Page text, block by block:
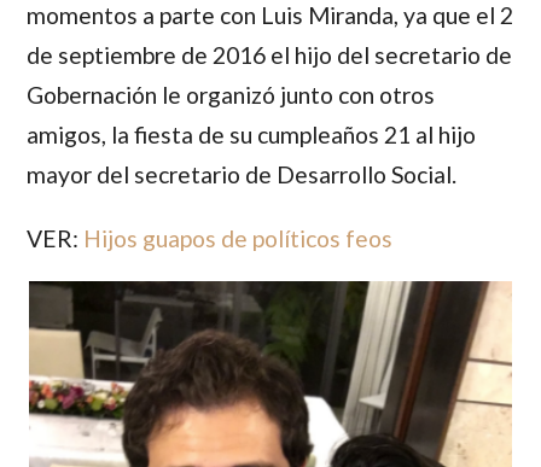
momentos a parte con Luis Miranda, ya que el 2
de septiembre de 2016 el hijo del secretario de
Gobernación le organizó junto con otros
amigos, la fiesta de su cumpleaños 21 al hijo
mayor del secretario de Desarrollo Social.
VER: Hijos guapos de políticos feos